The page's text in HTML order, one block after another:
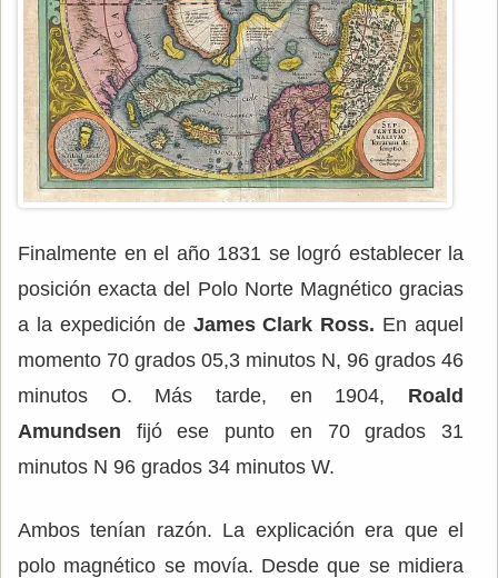
Finalmente en el año 1831 se logró establecer la
posición exacta del Polo Norte Magnético gracias
a la expedición de James Clark Ross. En aquel
momento 70 grados 05,3 minutos N, 96 grados 46
minutos O. Más tarde, en 1904, Roald
Amundsen fijó ese punto en 70 grados 31
minutos N 96 grados 34 minutos W.
Ambos tenían razón. La explicación era que el
polo magnético se movía. Desde que se midiera